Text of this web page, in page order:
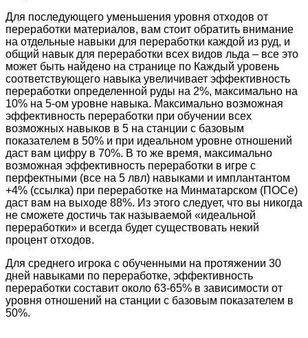
Для последующего уменьшения уровня отходов от
переработки материалов, вам стоит обратить внимание
на отдельные навыки для переработки каждой из руд, и
общий навык для переработки всех видов льда – все это
может быть найдено на странице по Каждый уровень
соответствующего навыка увеличивает эффективность
переработки определенной руды на 2%, максимально на
10% на 5-ом уровне навыка. Максимально возможная
эффективность переработки при обучении всех
возможных навыков в 5 на станции с базовым
показателем в 50% и при идеальном уровне отношений
даст вам цифру в 70%. В то же время, максимально
возможная эффективность переработки в игре с
перфектными (все на 5 лвл) навыками и имплантантом
+4% (ссылка) при переработке на Минматарском (ПОСе)
даст вам на выходе 88%. Из этого следует, что вы никогда
не сможете достичь так называемой «идеальной
переработки» и всегда будет существовать некий
процент отходов.
Для среднего игрока с обученными на протяжении 30
дней навыками по переработке, эффективность
переработки составит около 63-65% в зависимости от
уровня отношений на станции с базовым показателем в
50%.